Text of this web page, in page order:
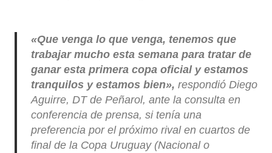
«Que venga lo que venga, tenemos que
trabajar mucho esta semana para tratar de
ganar esta primera copa oficial y estamos
tranquilos y estamos bien», respondió Diego
Aguirre, DT de Peñarol, ante la consulta en
conferencia de prensa, si tenía una
preferencia por el próximo rival en cuartos de
final de la Copa Uruguay (Nacional o